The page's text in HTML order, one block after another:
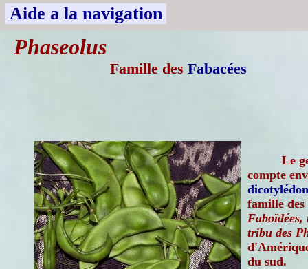
Aide a la navigation
Phaseolus
Famille des Fabacées
Le
compte
famille des
Faboïdées,
tribu des
du sud.